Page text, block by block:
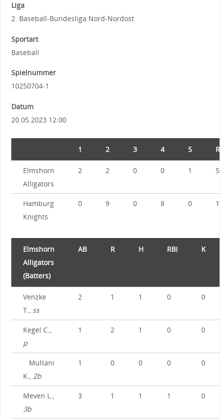
Liga
2. Baseball-Bundesliga Nord-Nordost
Sportart
Baseball
Spielnummer
10250704-1
Datum
20.05.2023 12:00
1 2 3 4 5 R
Elmshorn
Alligators
2 2 0 0 1 5
Hamburg
Knights
0 9 0 8 0
Elmshorn
Alligators
(Batters)
AB R H RBI K
Venzke
T., ss
2 1 1 0 0
Kegel C.,
p
1 2 1 0 0
Multani
K., 2b
1 0 0 0 0
Meven L.,
3b
3 1 1 1 0